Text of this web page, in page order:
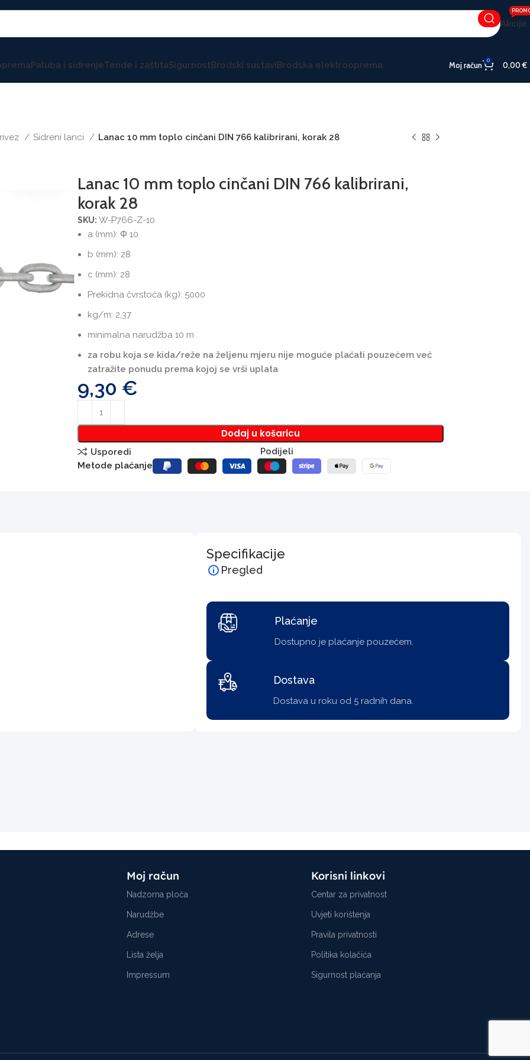
Akcije
Paluba i sidrenjeTende i zaštitaSigurnostBrodski sustaviBrodska elektrooprema Moj račun 0 0,00€
Sidreni lanci Lanac 10 mm toplo cinčani DIN 766 kalibrirani, korak 28
Lanac 10 mm toplo cinčani DIN 766 kalibrirani,
korak 28
SKU:W-P766-Z-10
a (mm): Φ 10
b (mm): 28
c (mm): 28
Prekidna čvrstoća (kg): 5000
kg/m: 2,37
minimalna narudžba 10 m
za robu koja se kida/reže na željenu mjeru nije moguće plaćati pouzećem već
zatražite ponudu prema kojoj se vrši uplata
9,30 €
Dodaj u košaricu
Usporedi
Podijeli
Metode plaćanje
Specifikacije
Pregled
Plaćanje
Dostupno je plaćanje pouzećem.
Dostava
Dostava u roku od 5 radnih dana.
Moj račun
Nadzorna ploča
Narudžbe
Adrese
Lista želja
Impressum
Korisni linkovi
Centar za privatnost
Uvjeti korištenja
Pravila privatnosti
Politika kolačića
Sigurnost plaćanja